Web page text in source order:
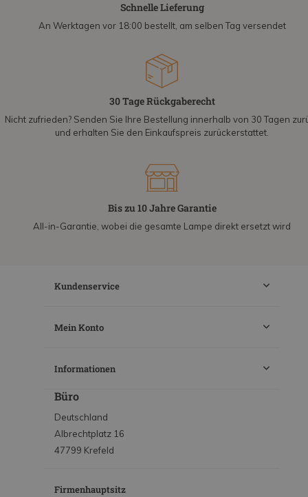
Schnelle Lieferung
An Werktagen vor 18:00 bestellt, am selben Tag versendet
30 Tage Rückgaberecht
Nicht zufrieden? Senden Sie Ihre Bestellung innerhalb von 30 Tagen
und erhalten Sie den Einkaufspreis zurückerstattet.
Bis zu 10 Jahre Garantie
All-in-Garantie, wobei die gesamte Lampe direkt ersetzt wird
Kundenservice
Mein Konto
Informationen
Büro
Deutschland
Albrechtplatz 16
47799 Krefeld
Firmenhauptsitz